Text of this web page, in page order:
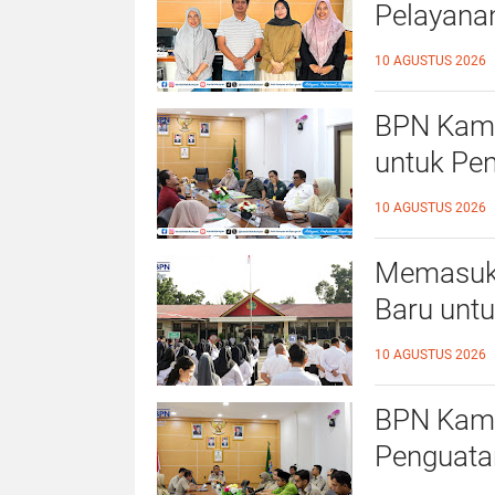
Mudah,
10 AGUSTUS 2026
BPN
untuk
10 AGUSTUS 2026
Baru
Kinerja
10 AGUSTUS 2026
BPN